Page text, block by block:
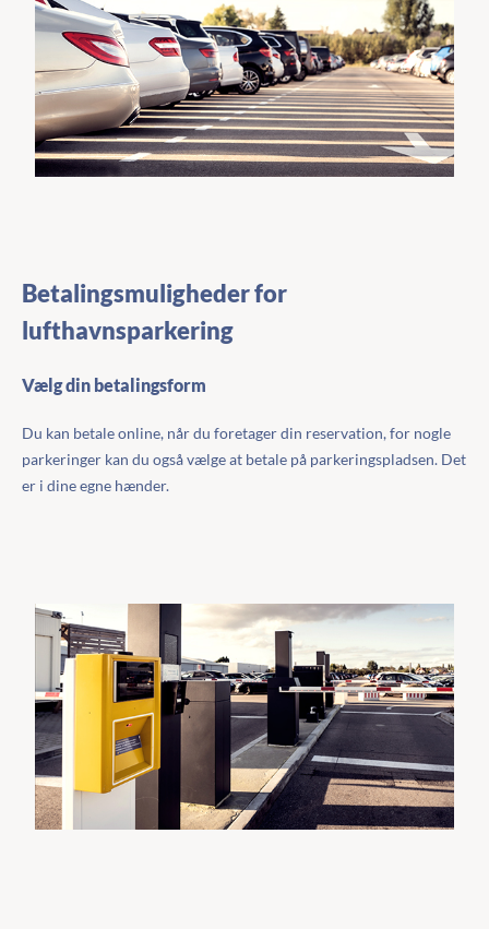
Betalingsmuligheder for
lufthavnsparkering
Vælg din betalingsform
Du kan betale online, når du foretager din reservation, for nogle
parkeringer kan du også vælge at betale på parkeringspladsen. Det
er i dine egne hænder.